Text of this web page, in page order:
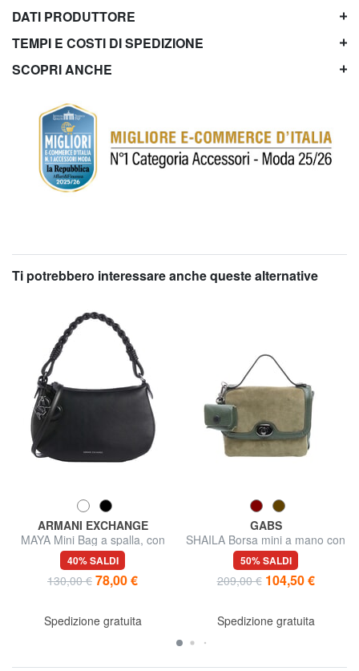
DATI PRODUTTORE
TEMPI E COSTI DI SPEDIZIONE
SCOPRI ANCHE
Ti potrebbero interessare anche queste alternative
ARMANI EXCHANGE
MAYA Mini Bag a spalla, con
tracolla
40% SALDI
130,00 € 78,00 €
Spedizione gratuita
GABS
SHAILA Borsa mini a mano con
tracolla, in pelle
50% SALDI
209,00 € 104,50 €
Spedizione gratuita